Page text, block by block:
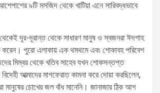
৯টি মসজিদ থেকে খাটিয়া এনে সারিবদ্ধভাবে
দূর-দূরান্ত থেকে সাধারণ মানুষ ও স্বজনরা ঈদগাহ
পুরো এলাকায় এক থমথমে এবং শোকাবহ পরিবেশ
মিম্বর থেকে খতিব সাহেব যখন শোকসন্তপ্ত
আত্মাদের মাগফেরাত কামনা করে দোয়া করছিলেন,
চোখের জল বাঁধ মানেনি। জানাজার ঠিক আগ